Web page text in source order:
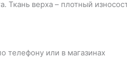
Ткань верха – плотный
телефону или в магазинах